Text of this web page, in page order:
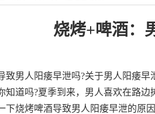
烧烤+啤酒：
致男人阳痿早泄吗?关于男人阳痿
知道吗?夏季到来，男人喜欢在路
下烧烤啤酒导致男人阳痿早泄的原因